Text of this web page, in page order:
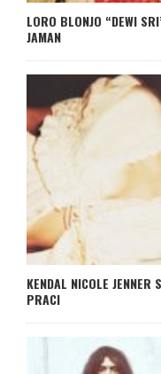
LORO BLONJO “DEWI
JAMAN
KENDAL NICOLE JENNER
PRACI